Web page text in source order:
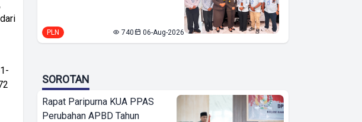
PLN 740 06-Aug-2026
SOROTAN
Rapat Paripurna KUA PPAS
Perubahan APBD Tahun